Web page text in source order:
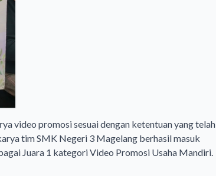
video promosi sesuai dengan ketentuan yang telah
tim SMK Negeri 3 Magelang berhasil masuk
Juara 1 kategori Video Promosi Usaha Mandiri.